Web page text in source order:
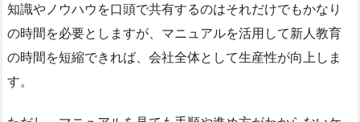
知識やノウハウを口頭で共有するのはそれだけでもかなり
の時間を必要としますが、マニュアルを活用して新人教育
の時間を短縮できれば、会社全体として生産性が向上しま
す。